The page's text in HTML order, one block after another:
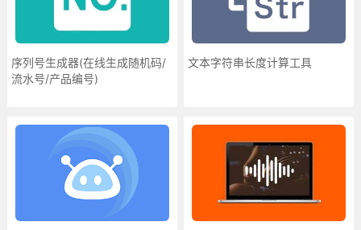
序列号生成器(在线生成随机码/
流水号/产品编号)
文本字符串长度计算工具